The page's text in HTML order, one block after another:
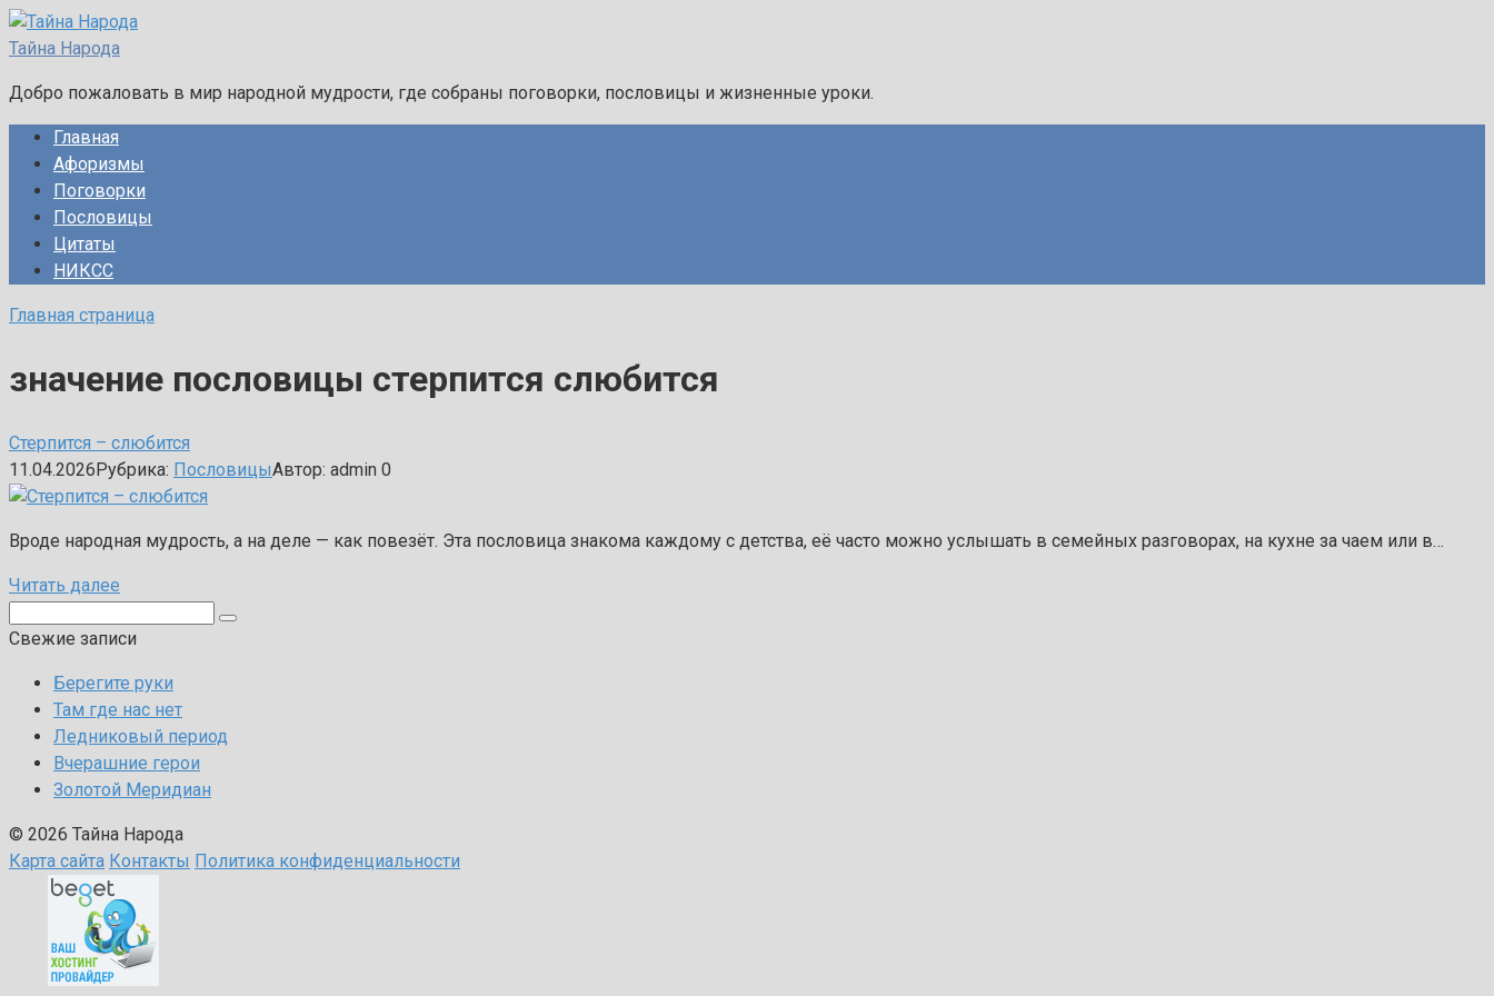
Перейти
к
Тайна Народа
Добро пожаловать в мир народной мудрости, где собраны поговорки, пословицы и жизненные уроки.
Главная
Афоризмы
Поговорки
Пословицы
Цитаты
НИКСС
Главная страница
значение пословицы стерпится слюбится
Стерпится – слюбится
11.04.2026Рубрика: ПословицыАвтор: admin 0
Вроде народная мудрость, а на деле — как повезёт. Эта пословица знакома каждому с детства, её часто можно услышать в семейных разговорах, на кухне за чаем или в…
Читать далее
Свежие записи
Берегите руки
Там где нас нет
Ледниковый период
Вчерашние герои
Золотой Меридиан
© 2026 Тайна Народа
Карта сайта Контакты Политика конфиденциальности